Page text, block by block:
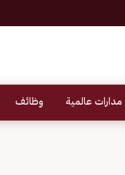
مدارات عالمية وظائف